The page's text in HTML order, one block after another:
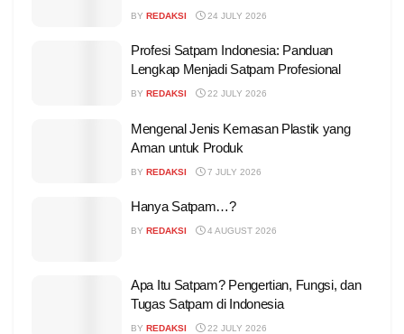
BY REDAKSI 24 JULY 2026
Profesi Satpam Indonesia: Panduan
Lengkap Menjadi Satpam Profesional
BY REDAKSI 22 JULY 2026
Mengenal Jenis Kemasan Plastik yang
Aman untuk Produk
BY REDAKSI 7 JULY 2026
Hanya Satpam…?
BY REDAKSI 4 AUGUST 2026
Apa Itu Satpam? Pengertian, Fungsi, dan
Tugas Satpam di Indonesia
BY REDAKSI 22 JULY 2026